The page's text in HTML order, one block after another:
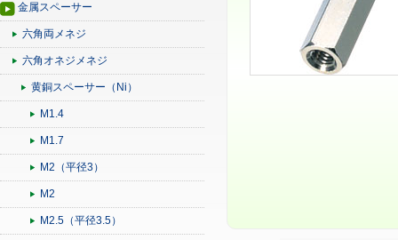
金属スペーサー
六角両メネジ
六角オネジメネジ
黄銅スペーサー（Ni）
M1.4
M1.7
M2（平径3）
M2
M2.5（平径3.5）